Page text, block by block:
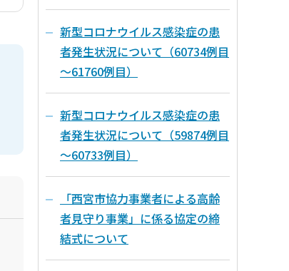
新型コロナウイルス感染症の患
者発生状況について（60734例目
～61760例目）
新型コロナウイルス感染症の患
者発生状況について（59874例目
～60733例目）
「西宮市協力事業者による高齢
者見守り事業」に係る協定の締
結式について